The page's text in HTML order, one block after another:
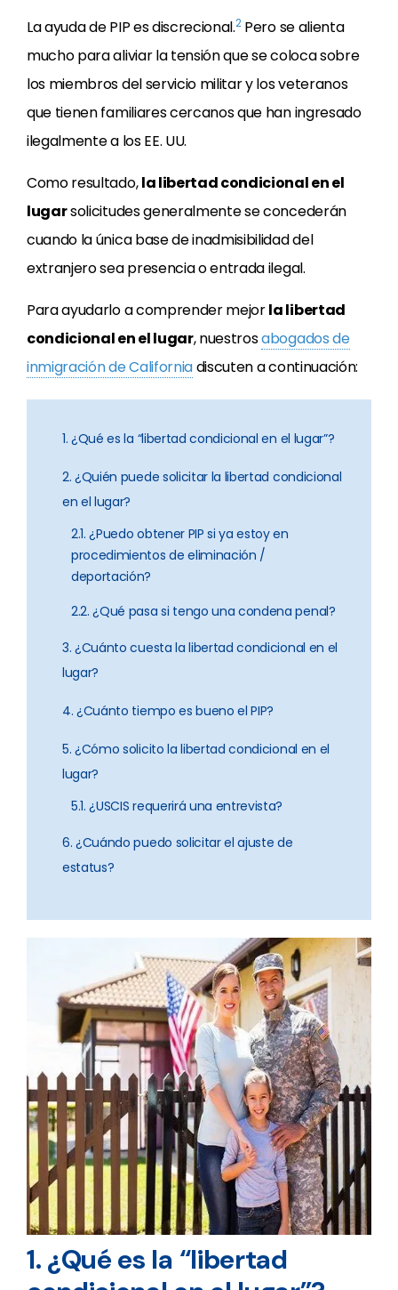
La ayuda de PIP es discrecional.2Pero se alienta
mucho para aliviar la tensión que se coloca sobre
los miembros del servicio militar y los veteranos
que tienen familiares cercanos que han ingresado
ilegalmente a los EE. UU.
Como resultado,la libertad condicional en el
lugarsolicitudes generalmente se concederán
cuando la única base de inadmisibilidad del
extranjero sea presencia o entrada ilegal.
Para ayudarlo a comprender mejorla libertad
condicional en el lugar, nuestrosabogados de
inmigración de Californiadiscuten a continuación:
1. ¿Qué es la “libertad condicional en el lugar”?
2. ¿Quién puede solicitar la libertad condicional
en el lugar?
2.1. ¿Puedo obtener PIP si ya estoy en
procedimientos de eliminación /
deportación?
2.2. ¿Qué pasa si tengo una condena penal?
3. ¿Cuánto cuesta la libertad condicional en el
lugar?
4. ¿Cuánto tiempo es bueno el PIP?
5. ¿Cómo solicito la libertad condicional en el
lugar?
5.1. ¿USCIS requerirá una entrevista?
6. ¿Cuándo puedo solicitar el ajuste de
estatus?
1. ¿Qué es la “libertad